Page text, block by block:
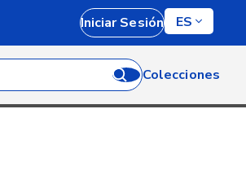
Iniciar Sesión ES
Colecciones